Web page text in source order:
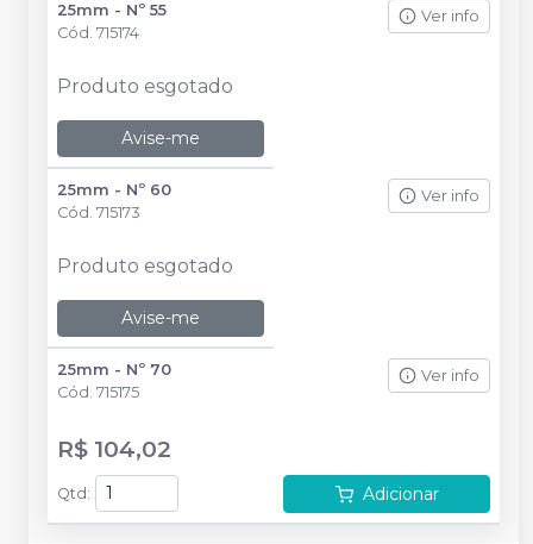
25mm - Nº 55
Cód. 715174
Ver info
Produto esgotado
Avise-me
25mm - Nº 60
Cód. 715173
Ver info
Produto esgotado
Avise-me
25mm - Nº 70
Cód. 715175
Ver info
R$ 104,02
Qtd : Adicionar